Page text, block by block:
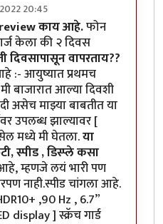
20:45
20byबापूसाहेब
review काय आहे.फोन
केला की २ दिवस
दिवसापासून वापरताय??
:- आयुष्यात प्रथमच
बाजारात आल्या दिवशी
असेच माझ्या बाबतीत या
उपलब्ध झाल्यावर [
मध्ये मी घेतला.या
स्पीड , डिस्प्ले कसा
म्हणजे लयं भारी पण
नाही.स्पीड चांगला आहे.
,90 Hz , 6.7”
display ] स्क्रॅच गार्ड